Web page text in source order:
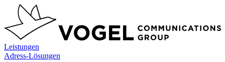
Zum
Inhalt
springen
Leistungen
Adress-Lösungen